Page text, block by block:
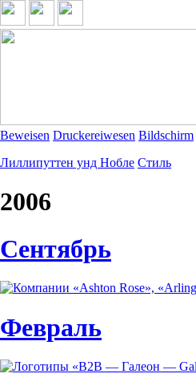
Beweisen Druckereiwesen Bildschirm
Лиллипуттен унд Нобле Стиль
2006
Сентябрь
Февраль